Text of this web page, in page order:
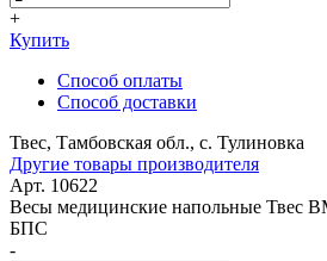
+
Купить
Способ оплаты
Способ доставки
Твес, Тамбовская обл., с. Тулиновка
Другие товары производителя
Арт. 10622
Весы медицинские напольные Твес
БПС
-